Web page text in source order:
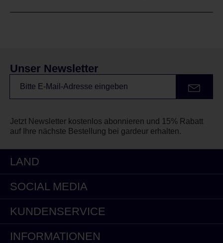
Unser Newsletter
Jetzt Newsletter kostenlos abonnieren und 15% Rabatt
auf Ihre nächste Bestellung bei gardeur erhalten.
LAND
SOCIAL MEDIA
KUNDENSERVICE
INFORMATIONEN